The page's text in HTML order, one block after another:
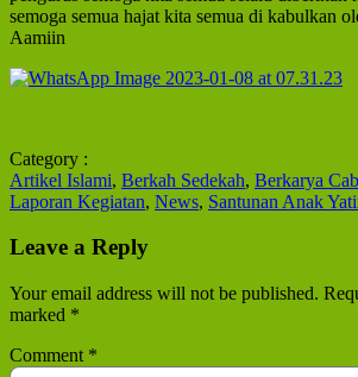
semoga semua hajat kita semua di kabulkan
Aamiin
Category :
Artikel Islami, Berkah Sedekah, Berkarya
Laporan Kegiatan, News, Santunan Anak
Leave a Reply
Your email address will not be published.
marked *
Comment *